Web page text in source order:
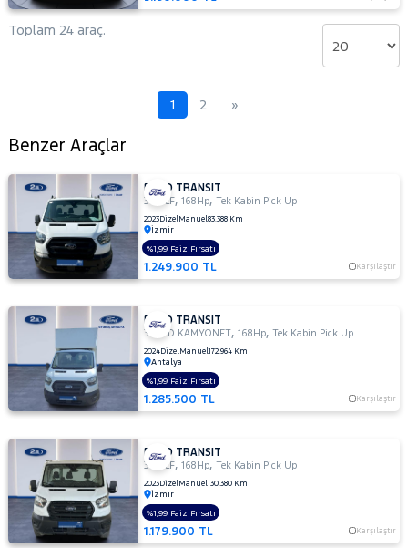
Toplam 24 araç.
1 2 »
Benzer Araçlar
FORD TRANSIT
350 LF,168Hp,Tek Kabin Pick Up
2023DizelManuel83.388 Km
İzmir
1.249.900 TL Karşılaştır
%1,99 Faiz Fırsatı
FORD TRANSIT
350ED KAMYONET,168Hp,Tek Kabin Pick Up
2024DizelManuel172.964 Km
Antalya
1.285.500 TL Karşılaştır
%1,99 Faiz Fırsatı
FORD TRANSIT
350 LF,168Hp,Tek Kabin Pick Up
2023DizelManuel130.380 Km
İzmir
1.179.900 TL Karşılaştır
%1,99 Faiz Fırsatı